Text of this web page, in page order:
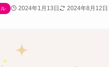
2024年1月13日 2024年8月12日